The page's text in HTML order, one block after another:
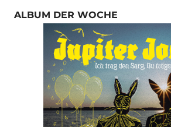
ALBUM DER WOCHE